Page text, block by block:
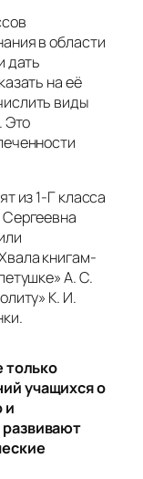
в области
дать
на её
виды
Это
из 1-Г класса
книгам-
А. С.
К. И.
только
учащихся о
и